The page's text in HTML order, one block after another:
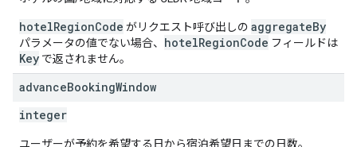
hotelRegionCode がリクエスト呼び出しの aggregateBy
パラメータの値でない場合、 hotelRegionCode フィールドは
Key で返されません。
advanceBookingWindow
integer
ユーザーが予約を希望する日から宿泊希望日までの日数。